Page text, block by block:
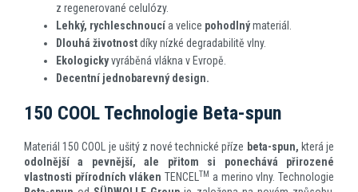
z regenerované celulózy.
Lehký, rychleschnoucía velice pohodlnýmateriál.
Dlouhá životnostdíky nízké degradabilitě vlny.
Ekologickyvyráběná vlákna v Evropě.
Decentní jednobarevný design.
150 COOL Technologie Beta-spun
Materiál 150 COOL je ušitý z nové technické příze beta-spun, která je
odolnější a pevnější, ale přitom si ponechává přirozené
vlastnosti přírodních vláken TENCELTM a merino vlny. Technologie